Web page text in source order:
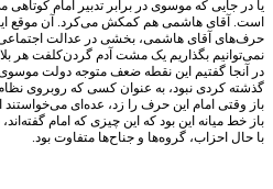
یا در جایی که موسوی در برابر تدبیر امام
است. آقای هاشمی هم کمکش می‌کرد. آن موقع
حرف‌های آقای هاشمی، بخشی در عدالت اجتماعی
نمی‌توانیم بگذاریم یک مشت آدم گردن‌کلفت هر
در آنجا گفتیم این نقطه ضعف متوجه دولت
گذشته کردی نبود، به عنوان کسی که روبروی
باز وقتی امام این حرف را زد، عده‌ای
باز خط میانه این بود که این چیزی که امام
با حال احزاب، گروه‌ها و جناح‌ها متفاوت بود.